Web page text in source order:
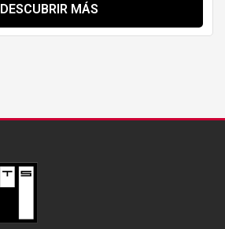
DESCUBRIR MÁS